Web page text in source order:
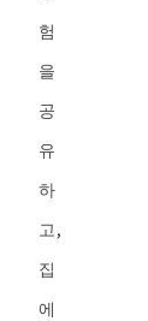
험
을
공
유
하
고,
집
에